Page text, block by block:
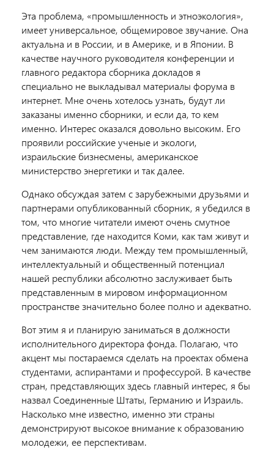
Эта проблема, «промышленность и этноэкология»,
имеет универсальное, общемировое звучание. Она
актуальна и в России, и в Америке, и в Японии. В
качестве научного руководителя конференции и
главного редактора сборника докладов я
специально не выкладывал материалы форума в
интернет. Мне очень хотелось узнать, будут ли
заказаны именно сборники, и если да, то кем
именно. Интерес оказался довольно высоким. Его
проявили российские ученые и экологи,
израильские бизнесмены, американское
министерство энергетики и так далее.
Однако обсуждая затем с зарубежными друзьями и
партнерами опубликованный сборник, я убедился в
том, что многие читатели имеют очень смутное
представление, где находится Коми, как там живут и
чем занимаются люди. Между тем промышленный,
интеллектуальный и общественный потенциал
нашей республики абсолютно заслуживает быть
представленным в мировом информационном
пространстве значительно более полно и адекватно.
Вот этим я и планирую заниматься в должности
исполнительного директора фонда. Полагаю, что
акцент мы постараемся сделать на проектах обмена
студентами, аспирантами и профессурой. В качестве
стран, представляющих здесь главный интерес, я бы
назвал Соединенные Штаты, Германию и Израиль.
Насколько мне известно, именно эти страны
демонстрируют высокое внимание к образованию
молодежи, ее перспективам.